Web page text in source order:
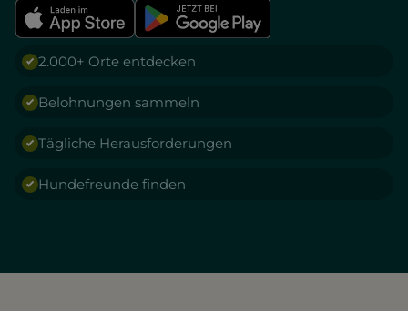
2.000+ Orte entdecken
Belohnungen sammeln
Tägliche Herausforderungen
Hundefreunde finden